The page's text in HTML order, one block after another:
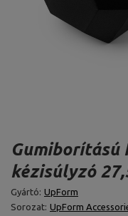
Gumiborítású
kézisúlyzó
Gyártó: UpForm
Sorozat: UpForm